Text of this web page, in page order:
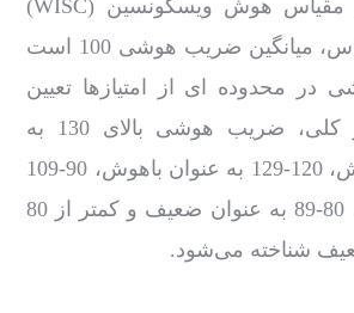
روش استفاده از مقیاس هوش ویسکونسین (WISC)
است. در این مقیاس، میانگین ضریب هوشی 100 است
محدوده ‌ای از امتیازها تعیین
می‌شود. به طور کلی، ضریب هوشی بالای 130 به
عنوان بسیار باهوش، 120-129 به عنوان باهوش، 90-109
به عنوان متوسط، 80-89 به عنوان ضعیف و کمتر از 80
شناخته می‌شود.